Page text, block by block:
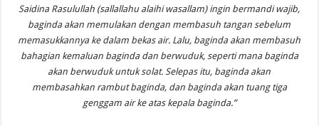
Saidina Rasulullah (sallallahu alaihi wasallam) ingin bermandi wajib,
baginda akan memulakan dengan membasuh tangan sebelum
memasukkannya ke dalam bekas air. Lalu, baginda akan membasuh
bahagian kemaluan baginda dan berwuduk, seperti mana baginda
akan berwuduk untuk solat. Selepas itu, baginda akan
membasahkan rambut baginda, dan baginda akan tuang tiga
genggam air ke atas kepala baginda.”